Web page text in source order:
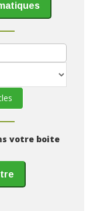
votre boite